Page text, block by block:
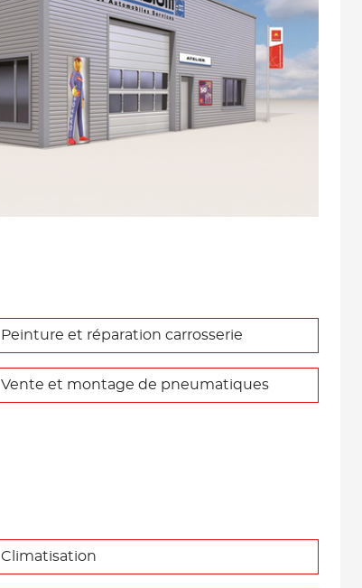
Peinture et réparation carrosserie
Vente et montage de pneumatiques
Climatisation